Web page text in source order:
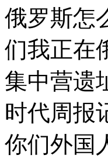
俄罗斯怎
们我正在
集中营遗
时代周报
你们外国